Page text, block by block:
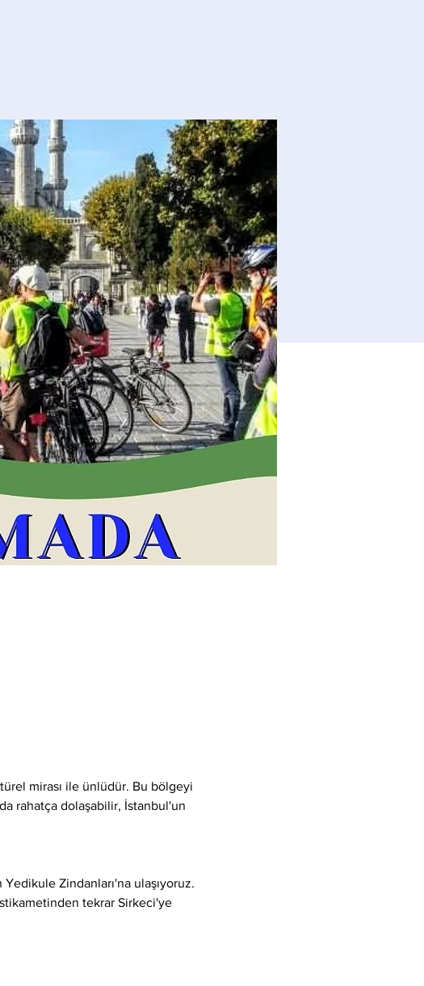
mirası ile ünlüdür. Bu bölgeyi
rahatça dolaşabilir, İstanbul'un
Zindanları'na ulaşıyoruz.
tekrar Sirkeci'ye